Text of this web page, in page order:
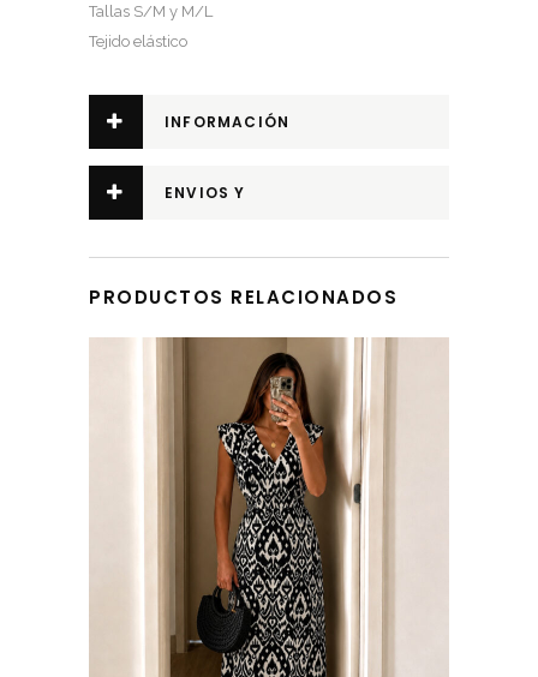
Tallas S/M y M/L
Tejido elástico
INFORMACIÓN
ENVIOS Y
PRODUCTOS RELACIONADOS